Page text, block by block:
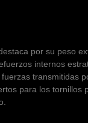
por su peso
internos
transmitidas
para los tornillos